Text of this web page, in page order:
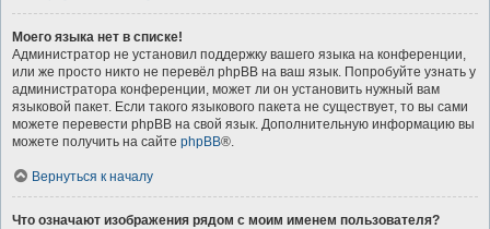
Моего языка нет в списке!
Администратор не установил поддержку вашего языка на конференции,
или же просто никто не перевёл phpBB на ваш язык. Попробуйте узнать у
администратора конференции, может ли он установить нужный вам
языковой пакет. Если такого языкового пакета не существует, то вы сами
можете перевести phpBB на свой язык. Дополнительную информацию вы
можете получить на сайте phpBB®.
Вернуться к началу
Что означают изображения рядом с моим именем пользователя?